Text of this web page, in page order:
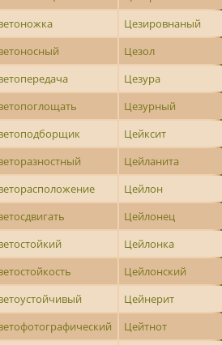
Цезировнаный
Цезол
Цезура
Цезурный
Цейксит
Цейланита
Цейлон
Цейлонец
Цейлонка
Цейлонский
Цейнерит
Цейтнот